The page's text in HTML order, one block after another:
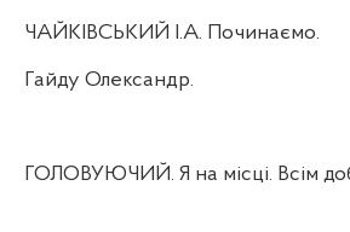
ЧАЙКІВСЬКИЙ І.А. Починаємо.
Гайду Олександр.
ГОЛОВУЮЧИЙ. Я на місці. Всім